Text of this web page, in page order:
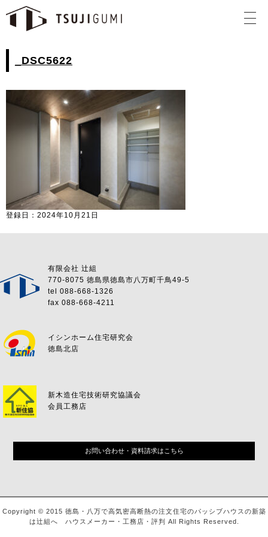
_DSC5622
登録日：2024年10月21日
有限会社 辻組
770-8075 徳島県徳島市八万町千鳥49-5
tel 088-668-1326
fax 088-668-4211
イシンホーム住宅研究会
徳島北店
新木造住宅技術研究協議会
会員工務店
お問い合わせ・資料請求はこちら
Copyright © 2015 徳島・八万で高気密高断熱の注文住宅のパッシブハウスの新築
は辻組へ ハウスメーカー・工務店・評判 All Rights Reserved.